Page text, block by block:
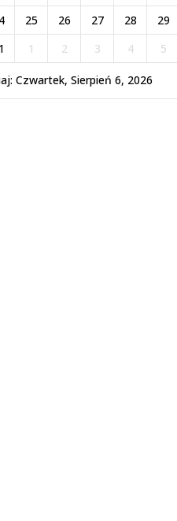
25 26 27 28
29
1 2 3 4 5
Czwartek, Sierpień 6, 2026